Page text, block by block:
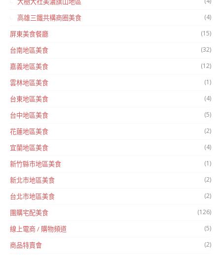
高雄三鐵共構商圈美食 (4)
屏東美食餐廳 (15)
台南地區美食 (32)
嘉義地區美食 (12)
雲林地區美食 (1)
台東地區美食 (4)
台中地區美食 (5)
花蓮地區美食 (2)
宜蘭地區美食 (4)
新竹縣市地區美食 (1)
新北市地區美食 (2)
台北市地區美食 (2)
團購宅配美食 (126)
線上電商 / 購物頻道 (5)
商品特賣會 (2)